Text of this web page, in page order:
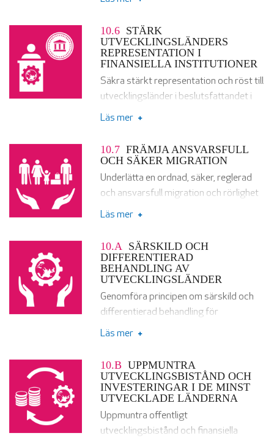
regleringar.
10.6 STÄRK
UTVECKLINGSLÄNDERS
REPRESENTATION I
FINANSIELLA INSTITUTIONER
Säkra stärkt representation och röst till
utvecklingsländer i beslutsfattandet i
globala internationella ekonomiska och
dessa mer effektiva, trovärdiga,
ansvarsskyldiga och legitima.
Läs mer
10.7 FRÄMJA ANSVARSFULL
OCH SÄKER MIGRATION
Underlätta en ordnad, säker, reglerad
och ansvarsfull migration och rörlighet
av personer, inklusive genom planerad
Läs mer
10.A SÄRSKILD OCH
DIFFERENTIERAD
BEHANDLING AV
UTVECKLINGSLÄNDER
Genomföra principen om särskild och
differentierad behandling för
utvecklingsländerna, i synnerhet de
avtal.
Läs mer
10.B UPPMUNTRA
UTVECKLINGSBISTÅND OCH
INVESTERINGAR I DE MINST
UTVECKLADE LÄNDERNA
Uppmuntra offentligt
utvecklingsbistånd och finansiella